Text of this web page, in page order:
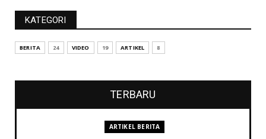
KATEGORI
BERITA 24 VIDEO 19 ARTIKEL 8
TERBARU
ARTIKEL BERITA